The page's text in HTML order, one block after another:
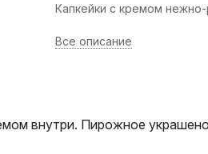
Капкейки с кремом
Все описание
внутри. Пирожное